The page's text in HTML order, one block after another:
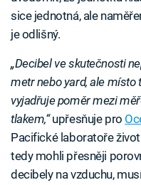
sice jednotná, ale
je odlišný.
„Decibel ve skutečnosti
metr nebo yard, ale místo
vyjadřuje poměr mezi
tlakem,“upřesňuje pro
Pacifické laboratoře
tedy mohli přesněji
decibely na vzduchu,